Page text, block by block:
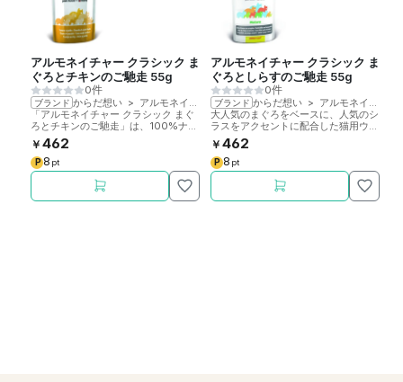
アルモネイチャー クラシック ま
ぐろとチキンのご馳走 55g
0件
ブランド からだ想い > アルモネイチャー
「アルモネイチャー クラシック まぐ
ろとチキンのご馳走」は、100%ナチ
ュラルで自然に近い食事を実現する猫
用パウチです。
￥ 462
P 8 pt
アルモネイチャー クラシック ま
ぐろとしらすのご馳走 55g
0件
ブランド からだ想い > アルモネイチャー
大人気のまぐろをベースに、人気のシ
ラスをアクセントに配合した猫用ウェ
ットパウチです。
￥ 462
P 8 pt